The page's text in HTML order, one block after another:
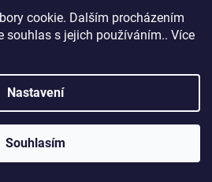
cookie. Dalším procházením
souhlas s jejich používáním.. Více
Nastavení
Souhlasím
Kód: AM-541-05